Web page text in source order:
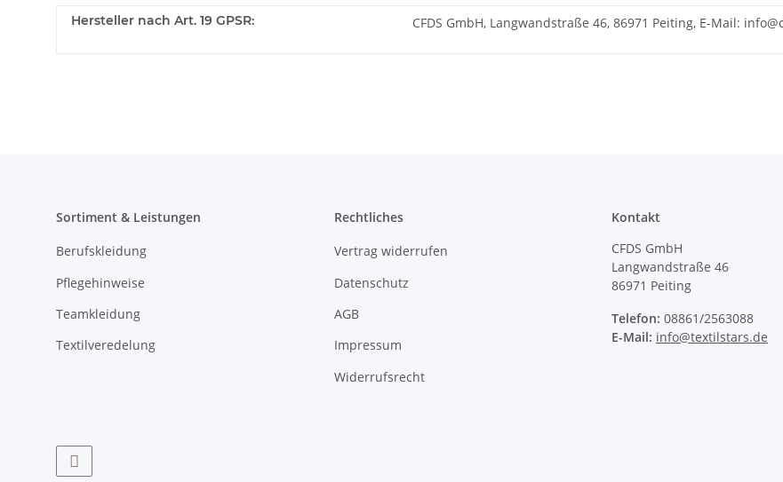
Hersteller nach Art. 19 GPSR: CFDS GmbH, Langwandstraße 46, 86971 Peiting, E-Mail:
Sortiment & Leistungen
Berufskleidung
Pflegehinweise
Teamkleidung
Textilveredelung
Rechtliches
Vertrag widerrufen
Datenschutz
AGB
Impressum
Widerrufsrecht
Kontakt
CFDS GmbH
Langwandstraße 46
86971 Peiting
Telefon: 08861/2563088
E-Mail: info@textilstars.de